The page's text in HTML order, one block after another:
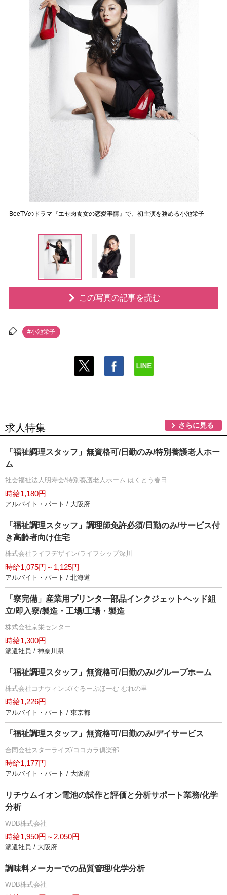
BeeTVのドラマ『エセ肉食女の恋愛事情』で、初主演を務める小池栄子
この写真の記事を読む
#小池栄子
求人特集 さらに見る
「福祉調理スタッフ」無資格可/日勤のみ/特別養護老人ホー
ム
社会福祉法人明寿会/特別養護老人ホーム はくとう春日
時給1,180円
アルバイト・パート / 大阪府
「福祉調理スタッフ」調理師免許必須/日勤のみ/サービス付
き高齢者向け住宅
株式会社ライフデザイン/ライフシップ深川
時給1,075円～1,125円
アルバイト・パート / 北海道
「寮完備」産業用プリンター部品インクジェットヘッド組
立/即入寮/製造・工場/工場・製造
株式会社京栄センター
時給1,300円
派遣社員 / 神奈川県
「福祉調理スタッフ」無資格可/日勤のみ/グループホーム
株式会社コナウィンズ/ぐるーぷほーむ むれの里
時給1,226円
アルバイト・パート / 東京都
「福祉調理スタッフ」無資格可/日勤のみ/デイサービス
合同会社スターライズ/ココカラ俱楽部
時給1,177円
アルバイト・パート / 大阪府
リチウムイオン電池の試作と評価と分析サポート業務/化学
分析
WDB株式会社
時給1,950円～2,050円
派遣社員 / 大阪府
調味料メーカーでの品質管理/化学分析
WDB株式会社